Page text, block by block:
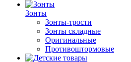
Зонты
Зонты-трости
Зонты складные
Оригинальные
Противоштормовые